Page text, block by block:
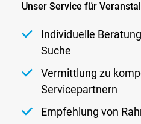
Unser Service für
Individuelle
Suche
Vermittlung zu
Servicepartnern
Empfehlung von